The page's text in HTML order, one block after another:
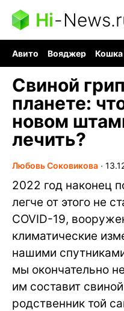
Hi-
Авито Вояджер Кошка
Свиной
планете:
новом
лечить?
Любовь Соковикова ∙
2022 год наконец
легче от этого не
COVID-19,
климатические
нашими
мы окончательно
им составит
родственник той